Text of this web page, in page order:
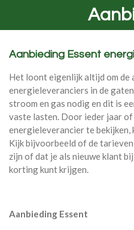
de
Aanbieding Essent
Het loont eigenlijk altijd om de
energieleveranciers in de
stroom en gas nodig en dit is
vaste lasten. Door ieder jaar
energieleverancier te bekijken,
Kijk bijvoorbeeld of de
zijn of dat je als nieuwe klant
korting kunt krijgen.
Aanbieding Essent